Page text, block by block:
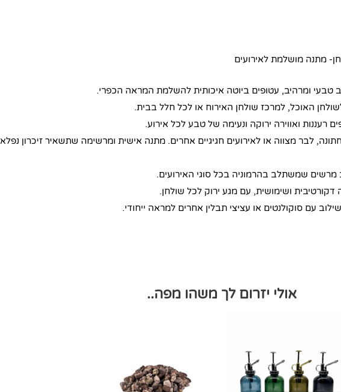
טבעי ומרהיב, עטופים ביוטה איכותית להשלמת המראה הכפרי.
האוכל, למרכז שולחן האירוח או לכל חלל בבית.
רעננות ואווירה ירוקה ונעימה של טבע לכל אירוע.
לבר מצווה או לאירועים חגיגיים אחרים. מתנה אישית ומרשימה שתשאיר זיכרון נפלא
מרשים שמשתלב בהרמוניה בכל סוגי האירועים.
דקורטיבית ושימושית, עם מגע ירוק לכל שולחן.
עם סוקולנטים או עציצי תבלין אחרים למראה ייחודי.
אולי יזרום לך משהו מפה..
מספר
סוגים.